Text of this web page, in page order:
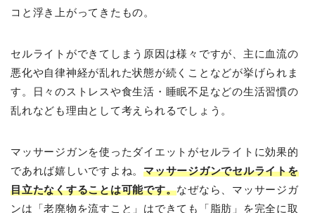
コと浮き上がってきたもの。
セルライトができてしまう原因は様々ですが、主に血流の
悪化や自律神経が乱れた状態が続くことなどが挙げられま
す。日々のストレスや食生活・睡眠不足などの生活習慣の
乱れなども理由として考えられるでしょう。
マッサージガンを使ったダイエットがセルライトに効果的
であれば嬉しいですよね。マッサージガンでセルライトを
目立たなくすることは可能です。なぜなら、マッサージガ
ンは「老廃物を流すこと」はできても「脂肪」を完全に取